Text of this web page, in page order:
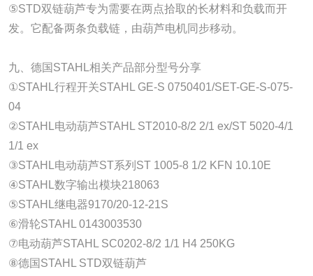
⑤STD双链葫芦专为需要在两点拾取的长材料和负载而开
发。它配备两条负载链，由葫芦电机同步移动。
九、德国STAHL相关产品部分型号分享
①STAHL行程开关STAHL GE-S 0750401/SET-GE-S-075-
04
②STAHL电动葫芦STAHL ST2010-8/2 2/1 ex/ST 5020-4/1
1/1 ex
③STAHL电动葫芦ST系列ST 1005-8 1/2 KFN 10.10E
④STAHL数字输出模块218063
⑤STAHL继电器9170/20-12-21S
⑥滑轮STAHL 0143003530
⑦电动葫芦STAHL SC0202-8/2 1/1 H4 250KG
⑧德国STAHL STD双链葫芦